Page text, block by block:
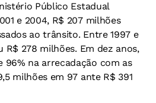
Público Estadual
e 2004, R$ 207 milhões
ao trânsito. Entre 1997 e
R$ 278 milhões. Em dez anos,
96% na arrecadação com as
milhões em 97 ante R$ 391